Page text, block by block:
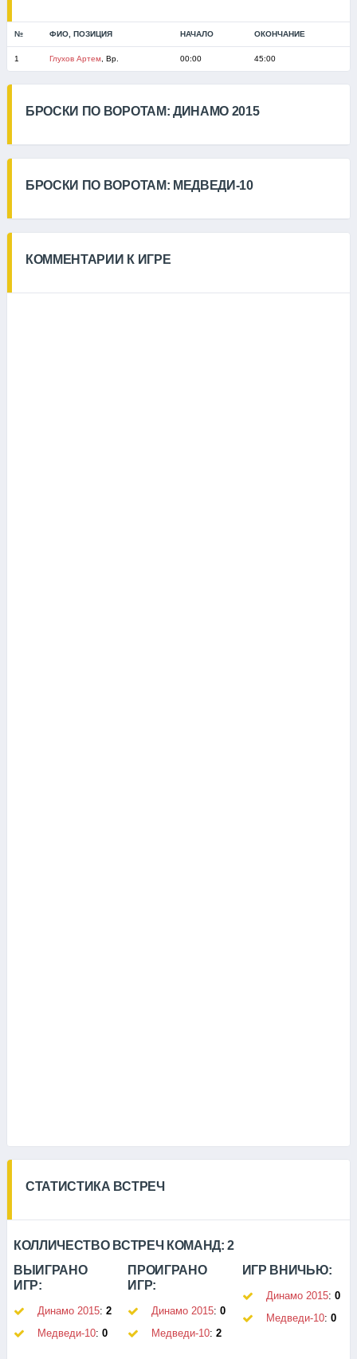
№ ФИО, ПОЗИЦИЯ НАЧАЛО ОКОНЧАНИЕ
1 Глухов Артем, Вр. 00:00 45:00
БРОСКИ ПО ВОРОТАМ: ДИНАМО 2015
БРОСКИ ПО ВОРОТАМ: МЕДВЕДИ-10
КОММЕНТАРИИ К ИГРЕ
СТАТИСТИКА ВСТРЕЧ
КОЛЛИЧЕСТВО ВСТРЕЧ КОМАНД:2
ВЫИГРАНО
ИГР:
Динамо 2015: 2
Медведи-10: 0
ПРОИГРАНО
ИГР:
Динамо 2015:0
Медведи-10:2
ИГР ВНИЧЬЮ:
Динамо 2015: 0
Медведи-10: 0